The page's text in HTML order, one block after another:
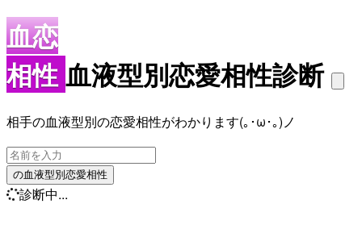
血恋
相性血液型別恋愛相性診断
相手の血液型別の恋愛相性がわかります(｡･ω･｡)ノ
の血液型別恋愛相性
診断中...